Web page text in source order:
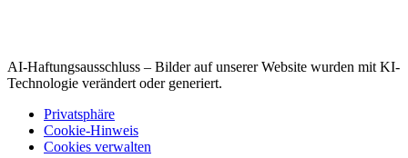
AI-Haftungsausschluss – Bilder auf unserer Website wurden mit KI-
Technologie verändert oder generiert.
Privatsphäre
Cookie-Hinweis
Cookies verwalten